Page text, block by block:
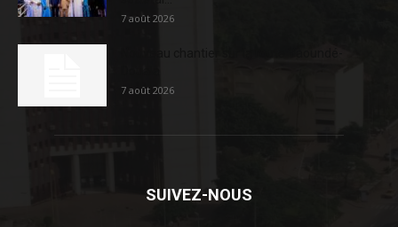
7 août 2026
7 août 2026
SUIVEZ-NOUS